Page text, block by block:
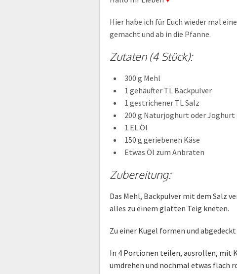
Hier habe ich für Euch wieder mal
gemacht und ab in die Pfanne.
Zutaten (4 Stück):
300 g Mehl
1 gehäufter TL Backpulver
1 gestrichener TL Salz
200 g Naturjoghurt oder
1 EL Öl
150 g geriebenen Käse
Etwas Öl zum Anbraten
Zubereitung:
Das Mehl, Backpulver mit dem Salz
alles zu einem glatten Teig kneten.
Zu einer Kugel formen und
In 4 Portionen teilen, ausrollen, mit
umdrehen und nochmal etwas flach